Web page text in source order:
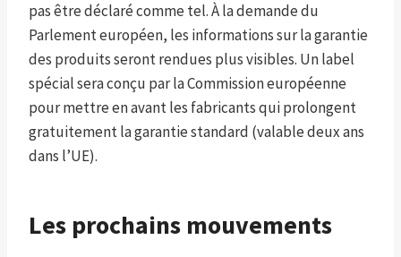
pas être déclaré comme tel. À la demande du
Parlement européen, les informations sur la garantie
des produits seront rendues plus visibles. Un label
spécial sera conçu par la Commission européenne
pour mettre en avant les fabricants qui prolongent
gratuitement la garantie standard (valable deux ans
dans l’UE).
Les prochains mouvements